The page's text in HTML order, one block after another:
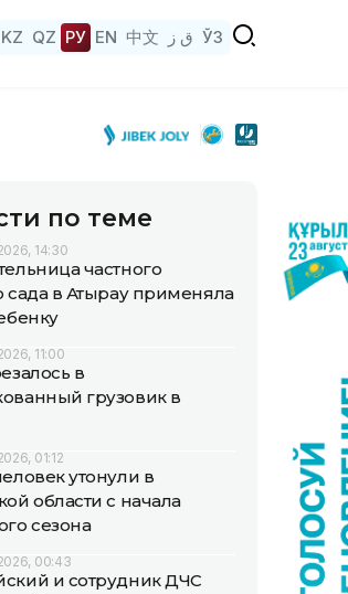
KZ QZ РУ EN 中文 ق ز ЎЗ
по теме
14:30
частного
сада в Атырау применяла
11:00
в
грузовик в
01:12
утонули в
области с начала
сезона
00:43
и сотрудник ДЧС